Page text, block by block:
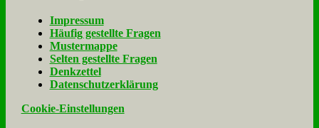
Im­pres­sum
Häu­fig ge­stell­te Fra­gen
Mu­ster­map­pe
Sel­ten ge­stell­te Fra­gen
Denk­zet­tel
Da­ten­schutz­er­klä­rung
Cookie-Einstellungen